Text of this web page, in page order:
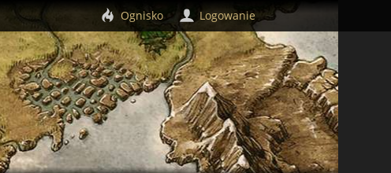
Ognisko Logowanie